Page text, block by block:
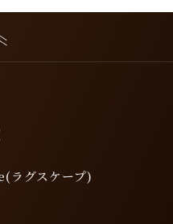
ラグスケープ)